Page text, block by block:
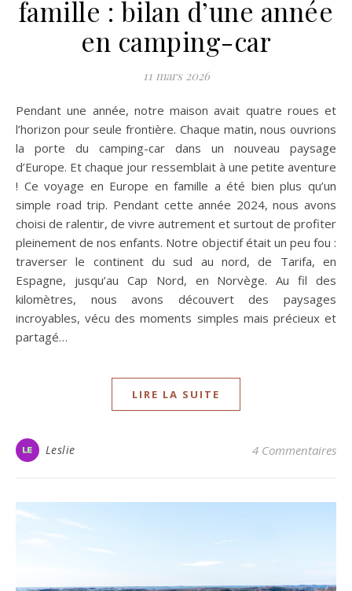
famille : bilan d’une année
en camping-car
11 mars 2026
Pendant une année, notre maison avait quatre roues et
l’horizon pour seule frontière. Chaque matin, nous ouvrions
la porte du camping-car dans un nouveau paysage
d’Europe. Et chaque jour ressemblait à une petite aventure
! Ce voyage en Europe en famille a été bien plus qu’un
simple road trip. Pendant cette année 2024, nous avons
choisi de ralentir, de vivre autrement et surtout de profiter
pleinement de nos enfants. Notre objectif était un peu fou :
traverser le continent du sud au nord, de Tarifa, en
Espagne, jusqu’au Cap Nord, en Norvège. Au fil des
kilomètres, nous avons découvert des paysages
incroyables, vécu des moments simples mais précieux et
partagé…
LIRE LA SUITE
Leslie 4 Commentaires